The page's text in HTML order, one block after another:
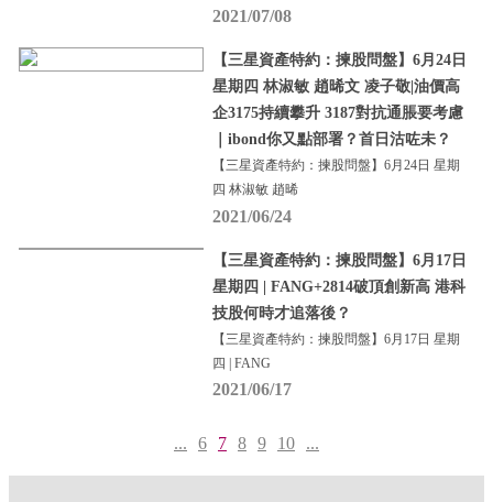
2021/07/08
【三星資產特約：揀股問盤】6月24日
星期四 林淑敏 趙晞文 凌子敬|油價高
企3175持續攀升 3187對抗通脹要考慮
｜ibond你又點部署？首日沽咗未？
【三星資產特約：揀股問盤】6月24日 星期
四 林淑敏 趙晞
2021/06/24
【三星資產特約：揀股問盤】6月17日
星期四 | FANG+2814破頂創新高 港科
技股何時才追落後？
【三星資產特約：揀股問盤】6月17日 星期
四 | FANG
2021/06/17
... 6 7 8 9 10 ...